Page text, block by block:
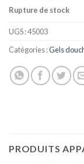
Rupture de stock
UGS :45003
Catégories :Gels
PRODUITS